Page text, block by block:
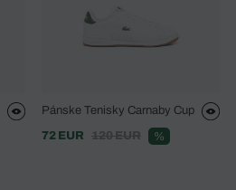
Pánske Tenisky Carnaby Cup
72 EUR
120 EUR %